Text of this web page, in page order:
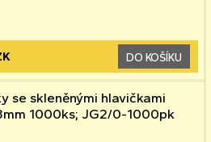
DO KOŠÍKU
se skleněnými hlavičkami
1000ks; JG2/0-1000pk